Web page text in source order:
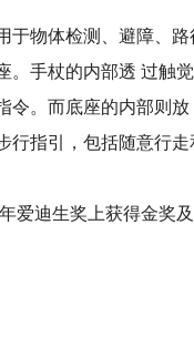
于物体检测、避障、
。手杖的内部透 过触
令。而底座的内部则
行指引，包括随意行
爱迪生奖上获得金奖